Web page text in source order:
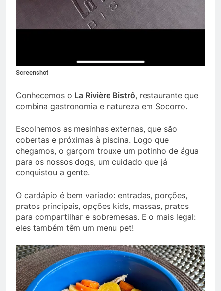
Screenshot
Conhecemos o La Rivière Bistrô, restaurante que
combina gastronomia e natureza em Socorro.
Escolhemos as mesinhas externas, que são
cobertas e próximas à piscina. Logo que
chegamos, o garçom trouxe um potinho de água
para os nossos dogs, um cuidado que já
conquistou a gente.
O cardápio é bem variado: entradas, porções,
pratos principais, opções kids, massas, pratos
para compartilhar e sobremesas. E o mais legal:
eles também têm um menu pet!